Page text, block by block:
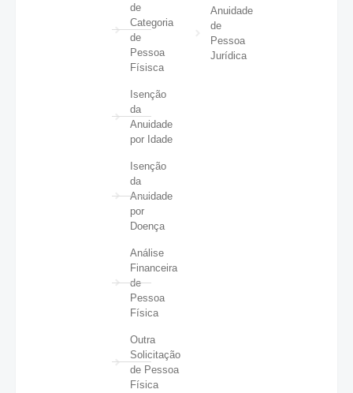
de
Categoria
de
Pessoa
Físisca
Isenção
da
Anuidade
por Idade
Isenção
da
Anuidade
por
Doença
Análise
Financeira
de
Pessoa
Física
Outra
Solicitação
de Pessoa
Física
Anuidade
de
Pessoa
Jurídica